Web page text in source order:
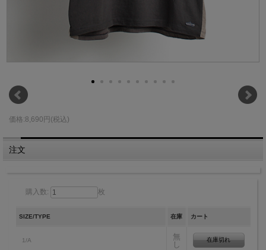
価格:8,690円(税込)
注文
購入数: 枚
SIZE/TYPE 在庫 カート
1/A
無
し
在庫切れ